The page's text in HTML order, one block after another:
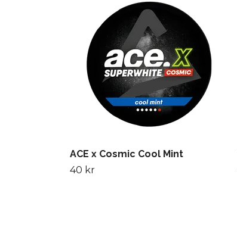
ACE x Cosmic Cool Mint
40 kr